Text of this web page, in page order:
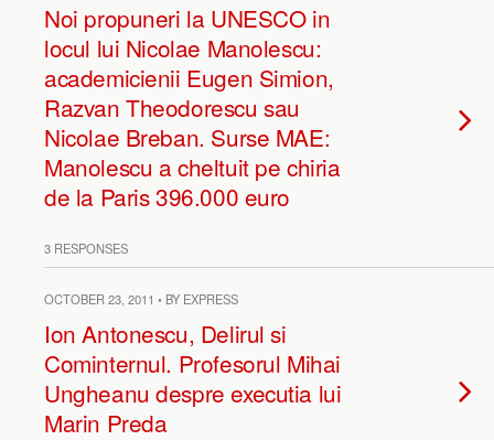
Noi propuneri la UNESCO in
locul lui Nicolae Manolescu:
academicienii Eugen Simion,
Razvan Theodorescu sau
Nicolae Breban. Surse MAE:
Manolescu a cheltuit pe chiria
de la Paris 396.000 euro
3 RESPONSES
OCTOBER 23, 2011 • BY EXPRESS
Ion Antonescu, Delirul si
Cominternul. Profesorul Mihai
Ungheanu despre executia lui
Marin Preda